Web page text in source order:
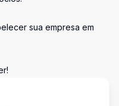
sua empresa em